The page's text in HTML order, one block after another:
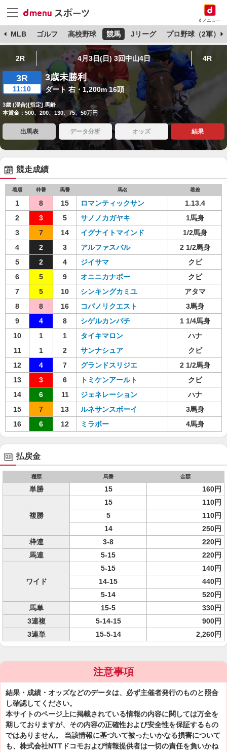
dメニュー
MLB ゴルフ 高校野球 競馬 Jリーグ プロ野球（2軍）
2R 4月3日(日) 3回中山4日 4R
3R
11:10
3歳未勝利
ダート 右・1,200m 16頭
3歳 (混合)[指定] 馬齢
本賞金：500、200、130、75、50万円
出馬表 データ分析 オッズ 結果
競走成績
着順 枠番 馬番 馬名 着差
1 8 15 ロマンティックサン
1.13.4
2
3 5 サノノカガヤキ
1馬身
3
7 14 イグナイトマインド
1/2馬身
4
2 3 アルファスバル
2 1/2馬身
5
2 4 ジイサマ
クビ
6
5 9 オニニカナボー
クビ
7
5 10 シンキングカミユ
アタマ
8
8 16 コパノリクエスト
3馬身
9
4 8 シゲルカンパチ
1 1/4馬身
10
1 1 タイキマロン
ハナ
11
1 2 サンナシュア
クビ
12
4 7 グランドスリジエ
2 1/2馬身
13
3 6 トミケンアールト
クビ
14
6 11 ジェネレーション
ハナ
15
7 13 ルネサンスボーイ
3馬身
16
6 12 ミラボー 4馬身
払戻金
種類 馬番 金額
単勝 15 160円
複勝
15
110円
5
110円
14
250円
枠連
3-8
220円
馬連
5-15 220円
ワイド
5-15
140円
14-15
440円
5-14
520円
馬単
15-5
330円
3連複
5-14-15
900円
3連単
15-5-14 2,260円
注意事項
結果・成績・オッズなどのデータは、必ず主催者発行のものと照合
し確認してください。
本サイトのページ上に掲載されている情報の内容に関しては万全を
期しておりますが、その内容の正確性および安全性を保証するもの
ではありません。 当該情報に基づいて被ったいかなる損害について
も、株式会社NTTドコモおよび情報提供者は一切の責任を負いかね